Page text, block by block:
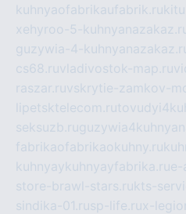
kuhnyaofabrikaufabrik.ru
xehyroo-5-
guzywia-4-
cs68.ruvladivostok-map.ru
raszar.ruvskrytie-zamkov-
lipetsktelecom.ru
seksuzb.ru
fabrikaofabrikaokuhny.ru
kuhnyaykuhnyayfabrika.rue-
store-brawl-stars.rukts-
sindika-01.rusp-life.rux-